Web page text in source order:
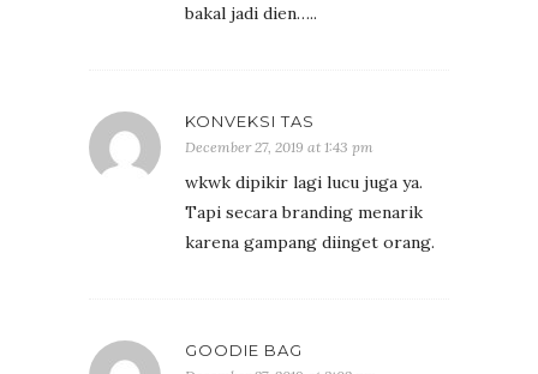
bakal jadi dien…..
KONVEKSI TAS
December 27, 2019 at 1:43 pm
wkwk dipikir lagi lucu juga ya.
Tapi secara branding menarik
karena gampang diinget orang.
GOODIE BAG